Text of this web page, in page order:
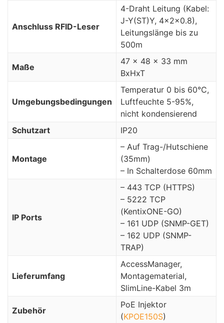
Anschluss RFID-Leser
4-Draht Leitung (Kabel:
J-Y(ST)Y, 4x2x0.8),
Leitungslänge bis zu
500m
Maße
47 x 48 x 33 mm
BxHxT
Umgebungsbedingungen
Temperatur 0 bis 60°C,
Luftfeuchte 5-95%,
nicht kondensierend
Schutzart
IP20
Montage
– Auf Trag-/Hutschiene
(35mm)
– In Schalterdose 60mm
IP Ports
– 443 TCP (HTTPS)
– 5222 TCP
(KentixONE-GO)
– 161 UDP (SNMP-GET)
– 162 UDP (SNMP-
TRAP)
Lieferumfang
AccessManager,
Montagematerial,
SlimLine-Kabel 3m
Zubehör
PoE Injektor
(KPOE150S)